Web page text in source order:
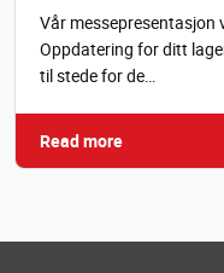
Vår messepresentasjon
Oppdatering for ditt
til stede for de…
Read more